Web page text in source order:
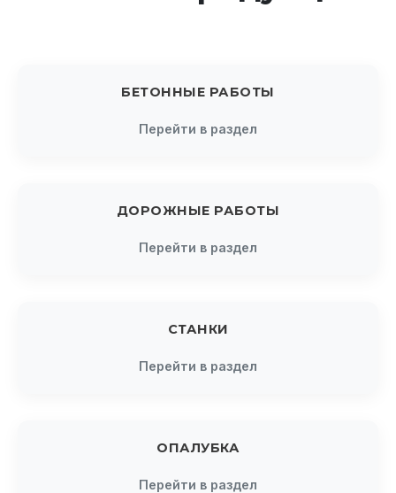
БЕТОННЫЕ РАБОТЫ
Перейти в раздел
ДОРОЖНЫЕ РАБОТЫ
Перейти в раздел
СТАНКИ
Перейти в раздел
ОПАЛУБКА
Перейти в раздел